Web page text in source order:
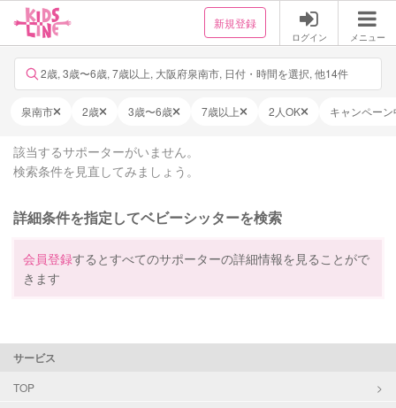
新規登録
ログイン メニュー
2歳, 3歳〜6歳, 7歳以上, 大阪府泉南市, 日付・時間を選択, 他14件
泉南市 2歳 3歳〜6歳 7歳以上 2人OK キャンペーン
該当するサポーターがいません。
検索条件を見直してみましょう。
詳細条件を指定してベビーシッターを検索
会員登録するとすべてのサポーターの詳細情報を見ることがで
きます
サービス
TOP